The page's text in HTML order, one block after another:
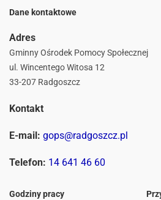
Dane kontaktowe
Adres
Gminny Ośrodek Pomocy Społecznej
ul. Wincentego Witosa 12
33-207 Radgoszcz
Kontakt
E-mail: gops@radgoszcz.pl
Telefon: 14 641 46 60
Godziny pracy